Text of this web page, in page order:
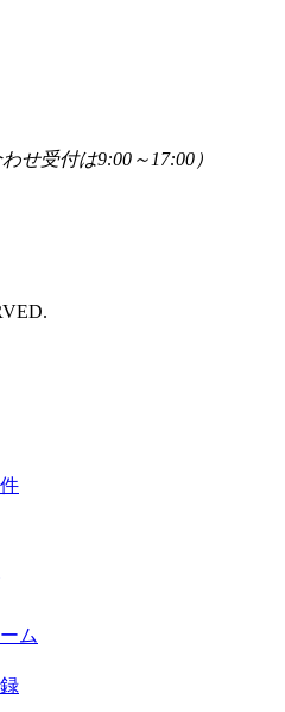
せ受付は9:00～17:00）
ム